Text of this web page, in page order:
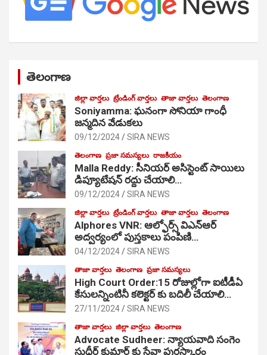
తెలంగాణ
జిల్లా వార్తలు ట్రేండింగ్ వార్తలు తాజా వార్తలు తెలంగాణ
Soniyamma: ఘ‌నంగా సోనియా గాంధీ
జ‌న్మ‌దిన వేడుక‌లు
09/12/2024 SIRA NEWS
తెలంగాణ ప్రజా సమస్యలు రాజకీయం
Malla Reddy: సీనియర్ అసిస్టెంట్ సాయిలు
డిప్యూటేషన్ రద్దు చేయాలి…
09/12/2024 SIRA NEWS
జిల్లా వార్తలు ట్రేండింగ్ వార్తలు తాజా వార్తలు తెలంగాణ
Alphores VNR: ఆల్ఫోర్స్ విఎన్ఆర్
అద్వర్యంలో పుస్తకాలు పంపిణి…
04/12/2024 SIRA NEWS
తాజా వార్తలు తెలంగాణ ప్రజా సమస్యలు
High Court Order:15 రోజుల్లోగా ఐటీడీఏ
కేసులన్నింటినీ కలెక్టర్ కు బదిలీ చేయాలి…
27/11/2024 SIRA NEWS
తాజా వార్తలు జిల్లా వార్తలు తెలంగాణ
Advocate Sudheer: న్యాయవాది సంగెం
సుధీర్ కుమార్ కు సేవా పురస్కారం